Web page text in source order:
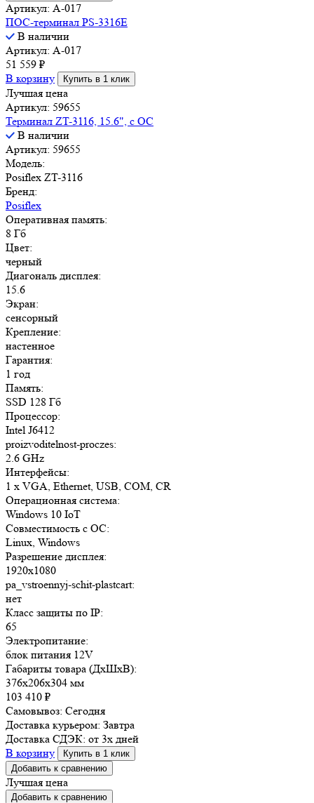
Артикул: A-017
ПОС-терминал PS-3316E
В наличии
Артикул: A-017
51 559 ₽
В корзину
Купить в 1 клик
Лучшая цена
Артикул: 59655
Терминал ZT-3116, 15.6", с ОС
В наличии
Артикул: 59655
Модель:
Posiflex ZT-3116
Бренд:
Posiflex
Оперативная память:
8 Гб
Цвет:
черный
Диагональ дисплея:
15.6
Экран:
сенсорный
Крепление:
настенное
Гарантия:
1 год
Память:
SSD 128 Гб
Процессор:
Intel J6412
proizvoditelnost-proczes:
2.6 GHz
Интерфейсы:
1 x VGA, Ethernet, USB, COM, CR
Операционная система:
Windows 10 IoT
Совместимость с ОС:
Linux, Windows
Разрешение дисплея:
1920x1080
pa_vstroennyj-schit-plastcart:
нет
Класс защиты по IP:
65
Электропитание:
блок питания 12V
Габариты товара (ДxШxВ):
376x206x304 мм
103 410 ₽
Самовывоз: Сегодня
Доставка курьером: Завтра
Доставка СДЭК: от 3х дней
В корзину
Купить в 1 клик
Добавить к сравнению
Лучшая цена
Добавить к сравнению